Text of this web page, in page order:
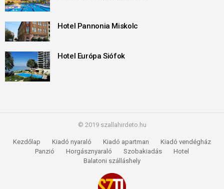
Hotel Pannonia Miskolc
Hotel Európa Siófok
© 2019 szallahirdeto.hu
Kezdőlap Kiadó nyaraló Kiadó apartman
Kiadó vendégház
Panzió
Horgásznyaraló Szobakiadás
Hotel
Balatoni szálláshely